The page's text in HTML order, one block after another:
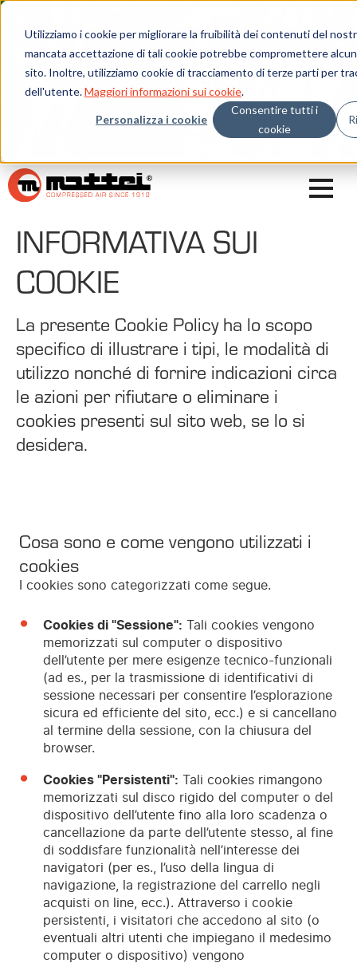
Utilizziamo i cookie per migliorare la fruibilità dei contenuti del
mancata accettazione di tali cookie potrebbe compromettere
sito. Inoltre, utilizziamo cookie di tracciamento di terze parti per
dell'utente.Maggiori informazioni sui cookie.
Personalizza i cookie
Consentire tutti i
cookie
Login
Italiano
Risorse
Blog
Mattei News
Dicono di noi
Libreria
INFORMATIVA SUI
COOKIE
La presente Cookie Policy ha lo scopo
specifico di illustrare i tipi, le modalità di
utilizzo nonché di fornire indicazioni circa
le azioni per rifiutare o eliminare i
cookies presenti sul sito web, se lo si
desidera.
Cosa sono e come vengono utilizzati i
cookies
I cookies sono categorizzati come segue.
Cookies di "Sessione": Tali cookies vengono
memorizzati sul computer o dispositivo
dell’utente per mere esigenze tecnico-funzionali
(ad es., per la trasmissione di identificativi di
sessione necessari per consentire l’esplorazione
sicura ed efficiente del sito, ecc.) e si cancellano
al termine della sessione, con la chiusura del
browser.
Cookies "Persistenti": Tali cookies rimangono
memorizzati sul disco rigido del computer o del
dispositivo dell’utente fino alla loro scadenza o
cancellazione da parte dell’utente stesso, al fine
di soddisfare funzionalità nell’interesse dei
navigatori (per es., l’uso della lingua di
navigazione, la registrazione del carrello negli
acquisti on line, ecc.). Attraverso i cookie
persistenti, i visitatori che accedono al sito (o
eventuali altri utenti che impiegano il medesimo
computer o dispositivo) vengono